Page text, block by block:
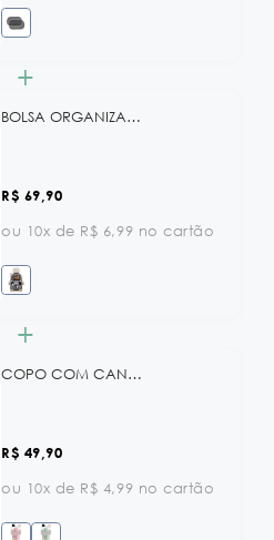
+
BOLSA ORGANIZADORA PARA BANCO DE CARRO
R$ 69,90
ou 10x de R$ 6,99 no cartão
+
COPO COM CANUDO DE SILICONE E PAREDE DUPLA 220 ML MOONY ME PINK KB
R$ 49,90
ou 10x de R$ 4,99 no cartão